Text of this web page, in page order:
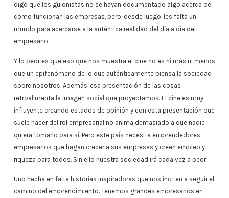
digo que los guionistas no se hayan documentado algo acerca de
cómo funcionan las empresas, pero, desde luego, les falta un
mundo para acercarse a la auténtica realidad del día a día del
empresario.
Y lo peor es que eso que nos muestra el cine no es ni más ni menos
que un epifenómeno de lo que auténticamente piensa la sociedad
sobre nosotros. Además, esa presentación de las cosas
retroalimenta la imagen social que proyectamos. El cine es muy
influyente creando estados de opinión y con esta presentación que
suele hacer del rol empresarial no anima demasiado a que nadie
quiera tomarlo para sí. Pero este país necesita emprendedores,
empresarios que hagan crecer a sus empresas y creen empleo y
riqueza para todos. Sin ello nuestra sociedad irá cada vez a peor.
Uno hecha en falta historias inspiradoras que nos inciten a seguir el
camino del emprendimiento. Tenemos grandes empresarios en